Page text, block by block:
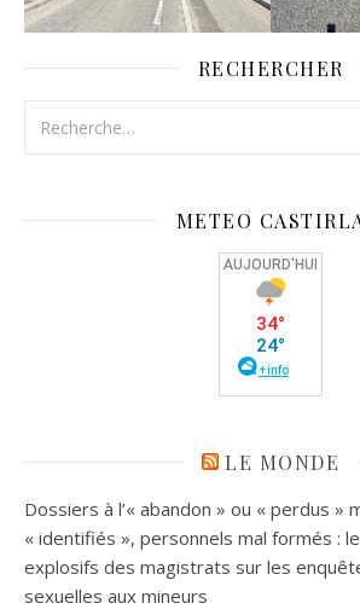
RECHERCHER
METEO
LE MONDE
Dossiers à l’« abandon » ou « perdus »
« identifiés », personnels mal formés :
explosifs des magistrats sur les
sexuelles aux mineurs